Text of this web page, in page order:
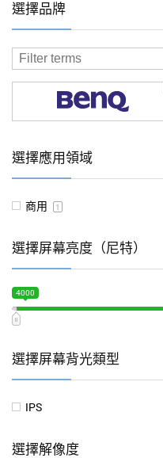
選擇品牌
選擇應用領域
商用 1
選擇屏幕亮度（尼特）
4000
選擇屏幕背光類型
IPS
選擇解像度